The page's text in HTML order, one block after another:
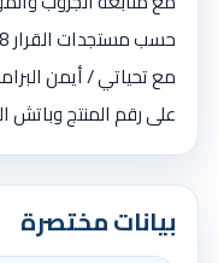
حسب مستجدات القرار 138 للسنة 2024
مع تحياتي / أيمن
على رقم المنتج وباتش
بيانات مختصرة